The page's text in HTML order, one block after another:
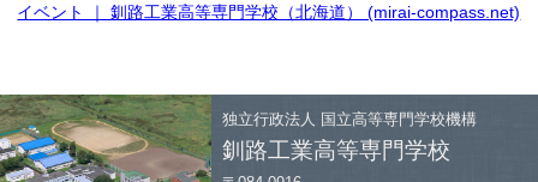
イベント ｜ 釧路工業高等専門学校（北海道） (mirai-compass.net)
独立行政法人 国立高等専門学校機構
釧路工業高等専門学校